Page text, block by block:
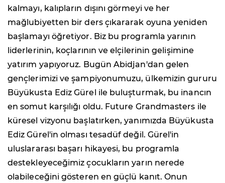
kalmayı, kalıpların dışını görmeyi ve her
mağlubiyetten bir ders çıkararak oyuna yeniden
başlamayı öğretiyor. Biz bu programla yarının
liderlerinin, koçlarının ve elçilerinin gelişimine
yatırım yapıyoruz. Bugün Abidjan'dan gelen
gençlerimizi ve şampiyonumuzu, ülkemizin gururu
Büyükusta Ediz Gürel ile buluşturmak, bu inancın
en somut karşılığı oldu. Future Grandmasters ile
küresel vizyonu başlatırken, yanımızda Büyükusta
Ediz Gürel'in olması tesadüf değil. Gürel'in
uluslararası başarı hikayesi, bu programla
destekleyeceğimiz çocukların yarın nerede
olabileceğini gösteren en güçlü kanıt. Onun